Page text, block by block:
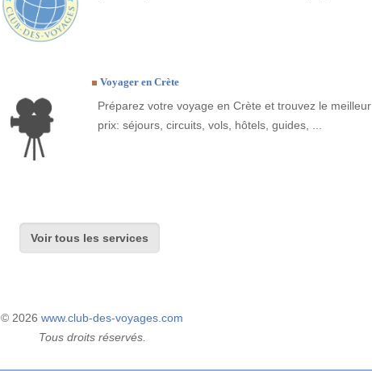
Voyager en Crète
Préparez votre voyage en Crète et trouvez le meilleur
prix: séjours, circuits, vols, hôtels, guides, ...
Voir tous les services
© 2026 www.club-des-voyages.com
Tous droits réservés.